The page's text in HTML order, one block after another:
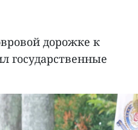
дорожке к
государственные